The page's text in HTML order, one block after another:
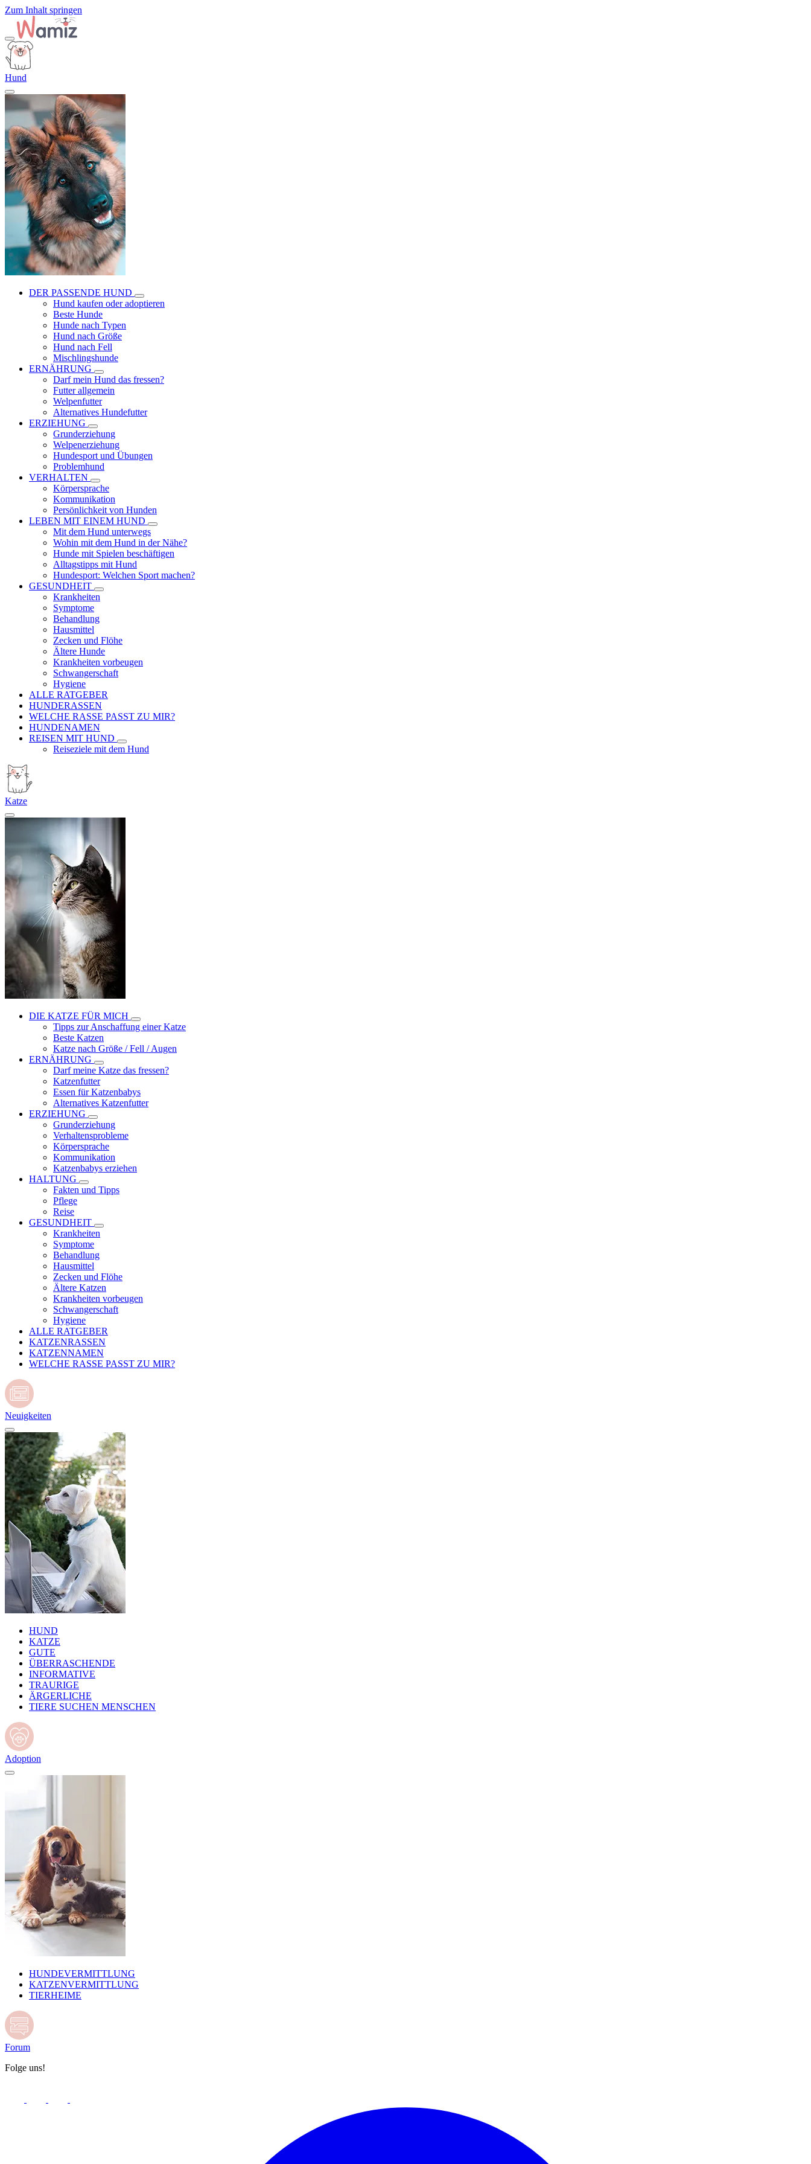
Zum Inhalt springen
Hund
DER PASSENDE HUND
Hund kaufen oder adoptieren
Beste Hunde
Hunde nach Typen
Hund nach Größe
Hund nach Fell
Mischlingshunde
ERNÄHRUNG
Darf mein Hund das fressen?
Futter allgemein
Welpenfutter
Alternatives Hundefutter
ERZIEHUNG
Grunderziehung
Welpenerziehung
Hundesport und Übungen
Problemhund
VERHALTEN
Körpersprache
Kommunikation
Persönlichkeit von Hunden
LEBEN MIT EINEM HUND
Mit dem Hund unterwegs
Wohin mit dem Hund in der Nähe?
Hunde mit Spielen beschäftigen
Alltagstipps mit Hund
Hundesport: Welchen Sport machen?
GESUNDHEIT
Krankheiten
Symptome
Behandlung
Hausmittel
Zecken und Flöhe
Ältere Hunde
Krankheiten vorbeugen
Schwangerschaft
Hygiene
ALLE RATGEBER
HUNDERASSEN
WELCHE RASSE PASST ZU MIR?
HUNDENAMEN
REISEN MIT HUND
Reiseziele mit dem Hund
Katze
DIE KATZE FÜR MICH
Tipps zur Anschaffung einer Katze
Beste Katzen
Katze nach Größe / Fell / Augen
ERNÄHRUNG
Darf meine Katze das fressen?
Katzenfutter
Essen für Katzenbabys
Alternatives Katzenfutter
ERZIEHUNG
Grunderziehung
Verhaltensprobleme
Körpersprache
Kommunikation
Katzenbabys erziehen
HALTUNG
Fakten und Tipps
Pflege
Reise
GESUNDHEIT
Krankheiten
Symptome
Behandlung
Hausmittel
Zecken und Flöhe
Ältere Katzen
Krankheiten vorbeugen
Schwangerschaft
Hygiene
ALLE RATGEBER
KATZENRASSEN
KATZENNAMEN
WELCHE RASSE PASST ZU MIR?
Neuigkeiten
HUND
KATZE
GUTE
ÜBERRASCHENDE
INFORMATIVE
TRAURIGE
ÄRGERLICHE
TIERE SUCHEN MENSCHEN
Adoption
HUNDEVERMITTLUNG
KATZENVERMITTLUNG
TIERHEIME
Forum
Folge uns!